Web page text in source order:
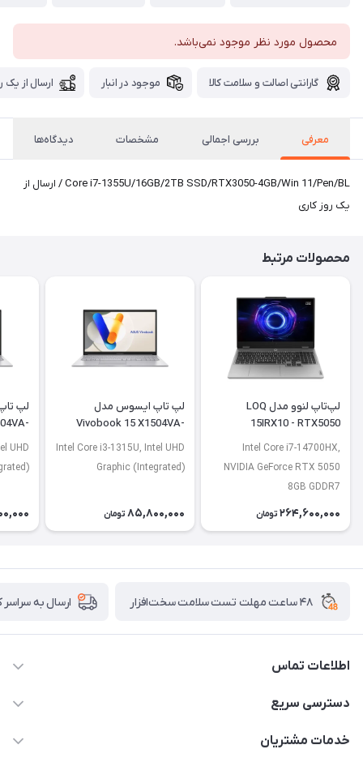
محصول مورد نظر موجود نمی‌باشد.
گارانتی اصالت و سلامت کالا موجود در انبار ارسال از یک
معرفی بررسی اجمالی مشخصات دیدگاه‌ها
Core i7-1355U/16GB/2TB SSD/RTX3050-4GB/Win 11/Pen/BL / ارسال از
یک روز کاری
محصولات مرتبط
لپ‌تاپ لنوو مدل LOQ
15IRX10 - RTX5050
Intel Core i7-14700HX,
NVIDIA GeForce RTX 5050
8GB GDDR7
264,600,000 تومان
لپ تاپ ایسوس مدل
Vivobook 15 X1504VA-
BQ4675
Intel Core i3-1315U, Intel UHD
Graphic (Integrated)
85,800,000 تومان
لپ
UHD
۴۸ ساعت مهلت تست سلامت سخت‌افزار ارسال به
اطلاعات تماس
02122913967
دسترسی سریع
لیست محصولات
خدمات مشتریان